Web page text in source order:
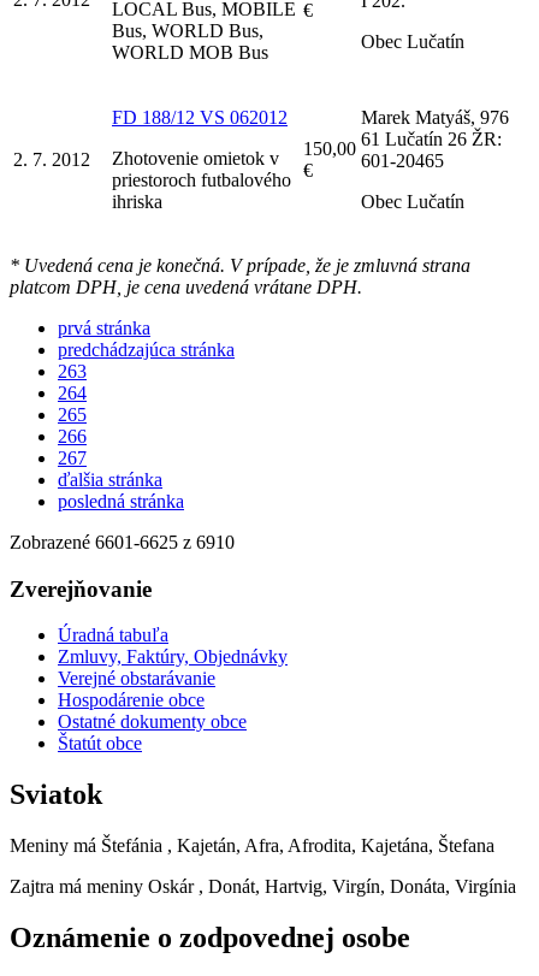
LOCAL Bus, MOBILE
Bus, WORLD Bus,
WORLD MOB Bus
€
Obec Lučatín
2. 7. 2012
FD 188/12 VS 062012
Zhotovenie omietok v
priestoroch futbalového
ihriska
150,00
€
Marek Matyáš, 976
61 Lučatín 26 ŽR:
601-20465
Obec Lučatín
* Uvedená cena je konečná. V prípade, že je zmluvná strana
platcom DPH, je cena uvedená vrátane DPH.
prvá stránka
predchádzajúca stránka
263
264
265
266
267
ďalšia stránka
posledná stránka
Zobrazené 6601-6625 z 6910
Zverejňovanie
Úradná tabuľa
Zmluvy, Faktúry, Objednávky
Verejné obstarávanie
Hospodárenie obce
Ostatné dokumenty obce
Štatút obce
Sviatok
Meniny má Štefánia , Kajetán, Afra, Afrodita, Kajetána, Štefana
Zajtra má meniny Oskár , Donát, Hartvig, Virgín, Donáta, Virgínia
Oznámenie o zodpovednej osobe